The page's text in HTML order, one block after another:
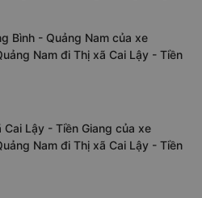
Bình - Quảng Nam của xe
Nam đi Thị xã Cai Lậy - Tiền
Lậy - Tiền Giang của xe
Nam đi Thị xã Cai Lậy - Tiền